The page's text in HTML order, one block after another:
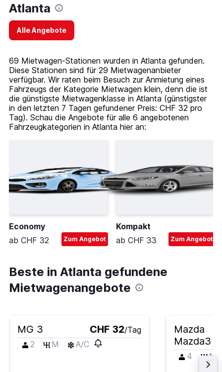
Atlanta
Alle Angebote
69 Mietwagen-Stationen wurden in Atlanta gefunden.
Diese Stationen sind für 29 Mietwagenanbieter
verfügbar. Wir raten beim Besuch zur Anmietung eines
Fahrzeugs der Kategorie Mietwagen klein, denn die ist
die günstigste Mietwagenklasse in Atlanta (günstigster
in den letzten 7 Tagen gefundener Preis: CHF 32 pro
Tag). Schau die Angebote für alle 6 angebotenen
Fahrzeugkategorien in Atlanta hier an:
Economy
ab CHF 32
Zum Angebot
Kompakt
ab CHF 33
Zum Angebot
Beste in Atlanta gefundene
Mietwagenangebote
MG 3 CHF 32/Tag
2
M A/C
Mazda
Mazda3
4 M